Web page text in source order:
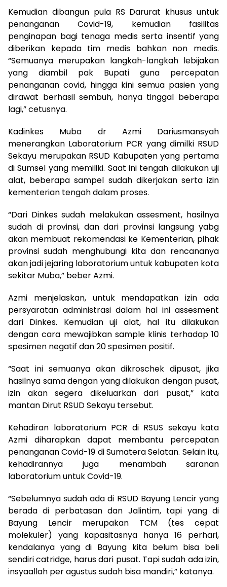
Kemudian dibangun pula RS Darurat khusus untuk
penanganan Covid-19, kemudian fasilitas
penginapan bagi tenaga medis serta insentif yang
diberikan kepada tim medis bahkan non medis.
“Semuanya merupakan langkah-langkah lebijakan
yang diambil pak Bupati guna percepatan
penanganan covid, hingga kini semua pasien yang
dirawat berhasil sembuh, hanya tinggal beberapa
lagi,” cetusnya.
Kadinkes Muba dr Azmi Dariusmansyah
menerangkan Laboratorium PCR yang dimilki RSUD
Sekayu merupakan RSUD Kabupaten yang pertama
di Sumsel yang memiliki. Saat ini tengah dilakukan uji
alat, beberapa sampel sudah dikerjakan serta izin
kementerian tengah dalam proses.
“Dari Dinkes sudah melakukan assesment, hasilnya
sudah di provinsi, dan dari provinsi langsung yabg
akan membuat rekomendasi ke Kementerian, pihak
provinsi sudah menghubungi kita dan rencananya
akan jadi jejaring laboratorium untuk kabupaten kota
sekitar Muba,” beber Azmi.
Azmi menjelaskan, untuk mendapatkan izin ada
persyaratan administrasi dalam hal ini assesment
dari Dinkes. Kemudian uji alat, hal itu dilakukan
dengan cara mewajibkan sample klinis terhadap 10
spesimen negatif dan 20 spesimen positif.
“Saat ini semuanya akan dikroschek dipusat, jika
hasilnya sama dengan yang dilakukan dengan pusat,
izin akan segera dikeluarkan dari pusat,” kata
mantan Dirut RSUD Sekayu tersebut.
Kehadiran laboratorium PCR di RSUS sekayu kata
Azmi diharapkan dapat membantu percepatan
penanganan Covid-19 di Sumatera Selatan. Selain itu,
kehadirannya juga menambah saranan
laboratorium untuk Covid-19.
“Sebelumnya sudah ada di RSUD Bayung Lencir yang
berada di perbatasan dan Jalintim, tapi yang di
Bayung Lencir merupakan TCM (tes cepat
molekuler) yang kapasitasnya hanya 16 perhari,
kendalanya yang di Bayung kita belum bisa beli
sendiri catridge, harus dari pusat. Tapi sudah ada izin,
insyaallah per agustus sudah bisa mandiri,” katanya.